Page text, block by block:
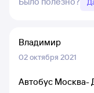
Владимир
02 октября 2021
Автобус Москва-